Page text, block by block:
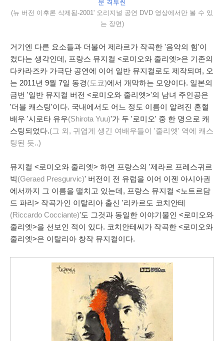
문 격투씬
(뉴 버전 이후론 삭제됨-2001' 오리지널 공연 DVD 영상에서만 볼 수 있
는 장면)
거기엔 다른 요소들과 더불어 제라르가 작곡한 '음악의 힘'이
컸다는 생각인데, 프랑스 뮤지컬 <로미오와 줄리엣>은 기존의
다카라즈카 가극단 공연에 이어 일반 뮤지컬로도 제작되며, 오
는 2011년 9월 7일 동경(도쿄)에서 개막하는 모양이다. 일본의
금번 '일반 뮤지컬 버전 <로미오와 줄리엣>'의 남녀 주인공은
'더블 캐스팅'이다. 국내에서도 어느 정도 이름이 알려진 혼혈
배우 '시로타 유우(Shirota Yuu)'가 두 '로미오' 중 한 명으로 캐
스팅되었다.(그 외, 귀엽게 생긴 여배우들이 '줄리엣' 역에 캐스
팅된 듯..)
뮤지컬 <로미오와 줄리엣> 하면 프랑스의 '제라르 프레스귀르
빅(Geraed Presgurvic)' 버전이 전 유럽을 이어 이젠 아시아권
에서까지 그 이름을 떨치고 있는데, 프랑스 뮤지컬 <노트르담
드 파리> 작곡가인 이탈리아 출신 '리카르도 코치안테
(Riccardo Cocciante)'도 그것과 동일한 이야기물인 <로미오와
줄리엣>을 선보인 적이 있다. 코치안테씨가 작곡한 <로미오와
줄리엣>은 이탈리아 창작 뮤지컬이다.